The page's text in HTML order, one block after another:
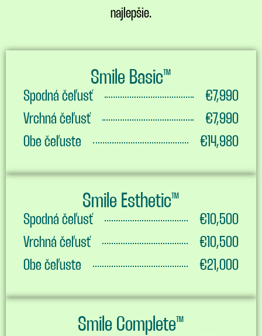
najlepšie.
Smile Basic™
Spodná čeľusť
€7,990
Vrchná čeľusť
€7,990
Obe čeľuste
€14,980
Smile Esthetic™
Spodná čeľusť
€10,500
Vrchná čeľusť
€10,500
Obe čeľuste
€21,000
Smile Complete™